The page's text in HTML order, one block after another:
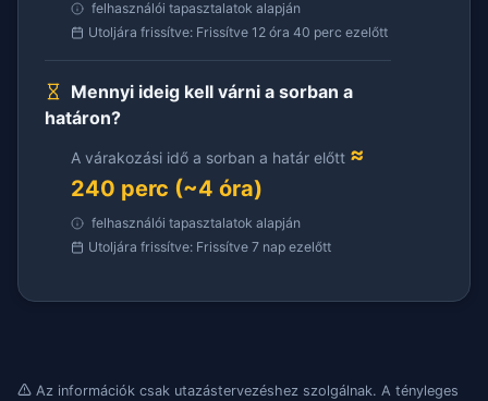
felhasználói tapasztalatok alapján
Utoljára frissítve: Frissítve 12 óra 40 perc ezelőtt
Mennyi ideig kell várni a sorban a
határon?
A várakozási idő a sorban a határ előtt ≈
240 perc (~4 óra)
felhasználói tapasztalatok alapján
Utoljára frissítve: Frissítve 7 nap ezelőtt
Az információk csak utazástervezéshez szolgálnak. A tényleges